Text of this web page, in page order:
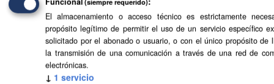
Información hidrometeorológica para análisis de
avenidas - La Gomera
El almacenamiento o acceso técnico es estrictamente
propósito legítimo de permitir el uso de un servicio específico
solicitado por el abonado o usuario, o con el único propósito de
la transmisión de una comunicación a través de una red de
electrónicas.
↓ 1 servicio